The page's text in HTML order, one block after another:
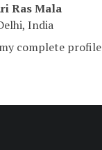
Ras Mala
India
complete profile